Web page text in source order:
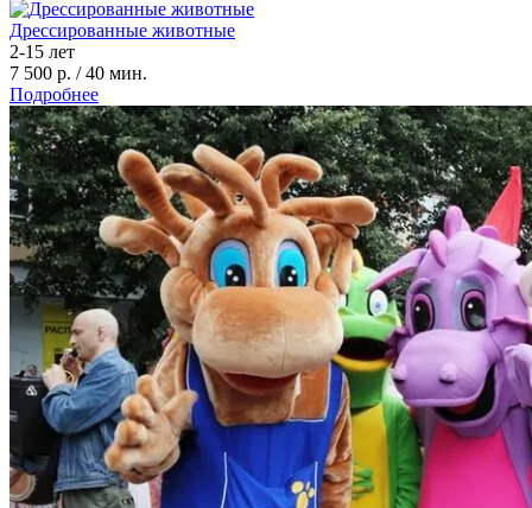
Дрессированные животные
2-15 лет
7 500 р. / 40 мин.
Подробнее